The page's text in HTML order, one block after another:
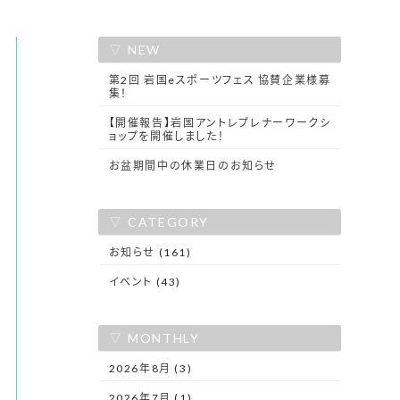
NEW
第2回 岩国eスポーツフェス 協賛企業様募
集！
【開催報告】岩国アントレプレナーワークシ
ョップを開催しました！
お盆期間中の休業日のお知らせ
CATEGORY
お知らせ (161)
イベント (43)
MONTHLY
2026年8月 (3)